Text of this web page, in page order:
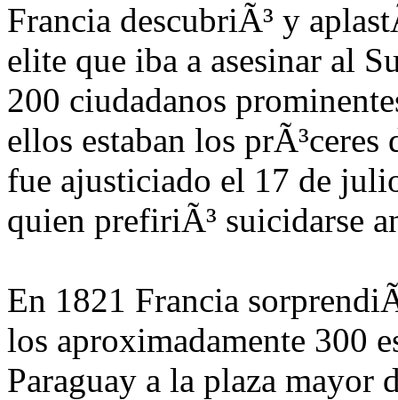
Francia descubriÃ³ y
elite que iba a asesinar al
200 ciudadanos
ellos estaban los
fue ajusticiado el 17 de
quien prefiriÃ³ suicidarse
En 1821 Francia
los aproximadamente 300
Paraguay a la plaza mayor